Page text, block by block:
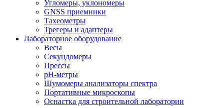
Угломеры, уклономеры
GNSS приемники
Тахеометры
Трегеры и адаптеры
Лабораторное оборудование
Весы
Секундомеры
Прессы
pH-метры
Шумомеры анализаторы спектра
Портативные микроскопы
Оснастка для строительной лаборатории